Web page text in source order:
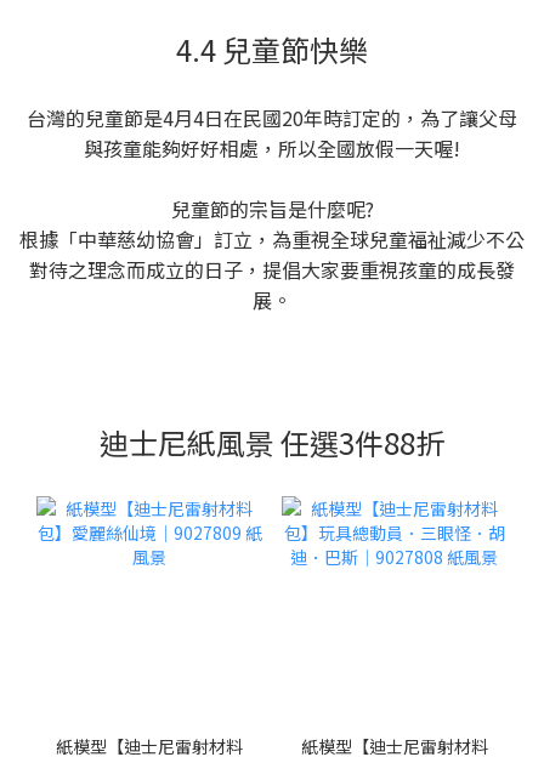
4.4 兒童節快樂
台灣的兒童節是4月4日在民國20年時訂定的，為了讓父母
與孩童能夠好好相處，所以全國放假一天喔!
兒童節的宗旨是什麼呢?
根據「中華慈幼協會」訂立，為重視全球兒童福祉減少不公
對待之理念而成立的日子，提倡大家要重視孩童的成長發
展。
迪士尼紙風景 任選3件88折
紙模型【迪士尼雷射材料
紙模型【迪士尼雷射材料